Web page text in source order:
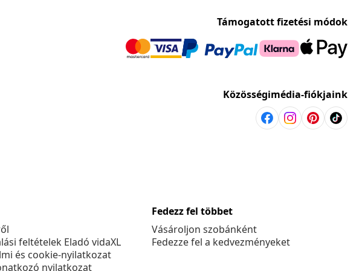
Támogatott fizetési módok
Közösségimédia-fiókjaink
feltételek Eladó vidaXL
és cookie-nyilatkozat
nyilatkozat
Fedezz fel többet
Vásároljon szobánként
Fedezze fel a kedvezményeket